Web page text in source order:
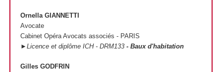
Ornella GIANNETTI
Avocate
Cabinet Opéra Avocats associés - PARIS
►Licence et diplôme ICH - DRM133 - Baux d'habitation
Gilles GODFRIN